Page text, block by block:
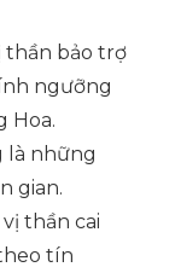
thần bảo trợ
ngưỡng
Hoa.
là những
gian.
thần cai
tín